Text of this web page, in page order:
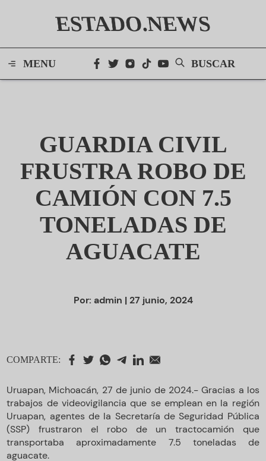
ESTADO.NEWS
MENU BUSCAR
GUARDIA CIVIL
FRUSTRA ROBO DE
CAMIÓN CON 7.5
TONELADAS DE
AGUACATE
Por: admin | 27 junio, 2024
COMPARTE:
Uruapan, Michoacán, 27 de junio de 2024.- Gracias a los
trabajos de videovigilancia que se emplean en la región
Uruapan, agentes de la Secretaría de Seguridad Pública
(SSP) frustraron el robo de un tractocamión que
transportaba aproximadamente 7.5 toneladas de
aguacate.